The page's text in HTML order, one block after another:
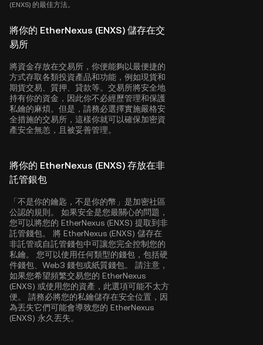
(ENXS) 的最佳方法。
將你的 EtherNexus (ENXS) 儲存在交
易所
將資金存放在交易所，你便能夠以最便捷的
方式存取各類投資產品和功能，例如現貨和
期貨交易、質押、貸款等。交易所將安全地
持有你的資金，因此你不必經歷管理和保護
私鑰的麻煩。但是，請務必選擇實施嚴格安
全措施的交易所，這樣你就可以確保加密資
產安全無恙，且被妥善管理。
將你的 EtherNexus (ENXS) 存放在非
託管銀包
「不是你的鑰匙，不是你的幣」是加密社區
公認的規則。 如果安全是您最關心的問題，
您可以將您的 EtherNexus (ENXS) 提取到非
託管錢包。 將 EtherNexus (ENXS) 儲存在
非託管或自託管錢包中可讓您完全控制您的
私鑰。 您可以使用任何類型的錢包，包括硬
件錢包、Web3 錢包或紙質錢包。 請注意，
如果您希望頻繁交易您的 EtherNexus
(ENXS) 或使用您的資產，此選項可能不太方
便。 請務必將您的私鑰儲存在安全位置，因
為丟失它們可能會導致您的 EtherNexus
(ENXS) 永久丟失。